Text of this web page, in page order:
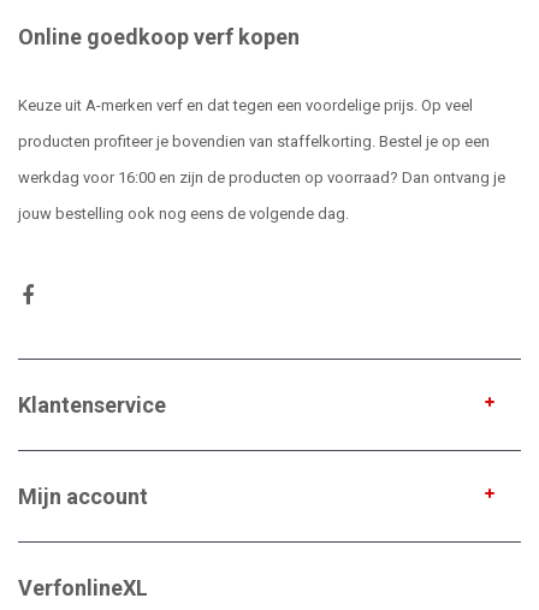
Online goedkoop verf kopen
Keuze uit A-merken verf en dat tegen een voordelige prijs. Op veel
producten profiteer je bovendien van staffelkorting. Bestel je op een
werkdag voor 16:00 en zijn de producten op voorraad? Dan ontvang je
jouw bestelling ook nog eens de volgende dag.
Klantenservice
Mijn account
VerfonlineXL